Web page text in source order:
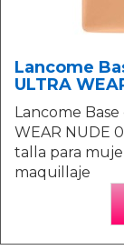
Lancome
ULTRA
Lancome
WEAR NUDE
talla para
maquillaje